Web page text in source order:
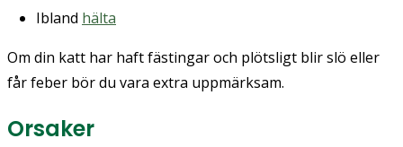
Ibland hälta
Om din katt har haft fästingar och plötsligt blir slö eller
får feber bör du vara extra uppmärksam.
Orsaker